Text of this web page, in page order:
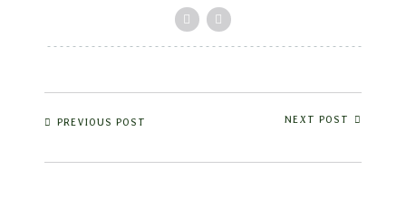
PREVIOUS POST NEXT POST